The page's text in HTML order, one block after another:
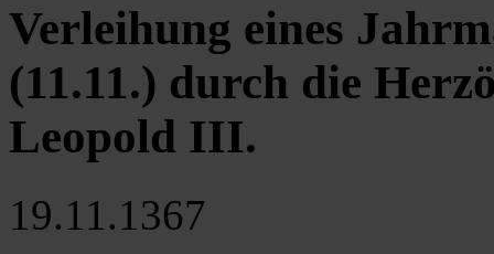
Verleihung eines
(11.11.) durch die
Leopold III.
19.11.1367